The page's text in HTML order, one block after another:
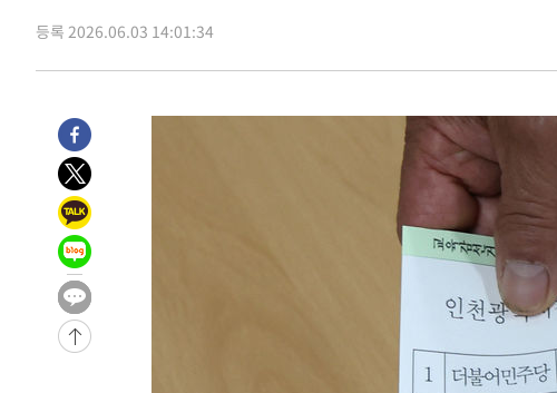
-6038초 전 >[속보] 노원서 40.1도 관측…서울, 2018년 이후 첫 40도
-1972초 전 >
11시간 압수수색에 성접대 파문까지…'쑥대밭' 된 축구협회
-994초 전 >
[속보]규제합리화위원회 부위원장에 김태유 서울대 공대 교수…이병
태 후임
-31086초 전 >
이강인, 폭염 속 AT마드리드 첫 훈련…80명 식사 대접까지(종합)
-28225초 전 >
미 사업체 일자리, 7월에 2.3만개 순감하고 그 전 2개월 10.3만개
하향수정 (2보)
-27673초 전 >
[속보] 미 사업체, 일자리 7월에 2.3만 개 줄어…실업률은 4.1%로
-23536초 전 >
[속보]이 대통령 "부동산 공급 기존 사고방식 매달리지 말고 과감히
실천"
-22621초 전 >
이란, "오만과 '중앙 단일 루트' 합의…북쪽 인바운드·남쪽 아웃바
운드는 임시"
-14189초 전 >
"낮 기온 소폭 하락"…수도권 폭염중대경보, 폭염경보로 하향
[속보]이 대통령, '호우피해' 안동·의성 관할 4개 면 특별재난지역
등록 2026.06.03 14:01:34